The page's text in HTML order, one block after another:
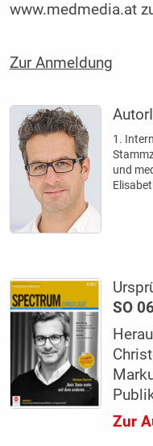
www.medmedia.at
Zur Anmeldung
1.
und
SO
Zur